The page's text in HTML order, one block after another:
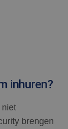
inhuren?
niet
brengen